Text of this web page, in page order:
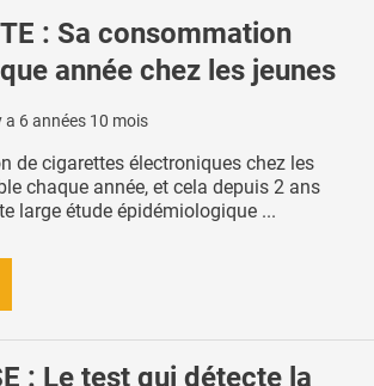
: Sa consommation
année chez les jeunes
a 6 années 10 mois
de cigarettes électroniques chez les
chaque année, et cela depuis 2 ans
large étude épidémiologique ...
: Le test qui détecte la